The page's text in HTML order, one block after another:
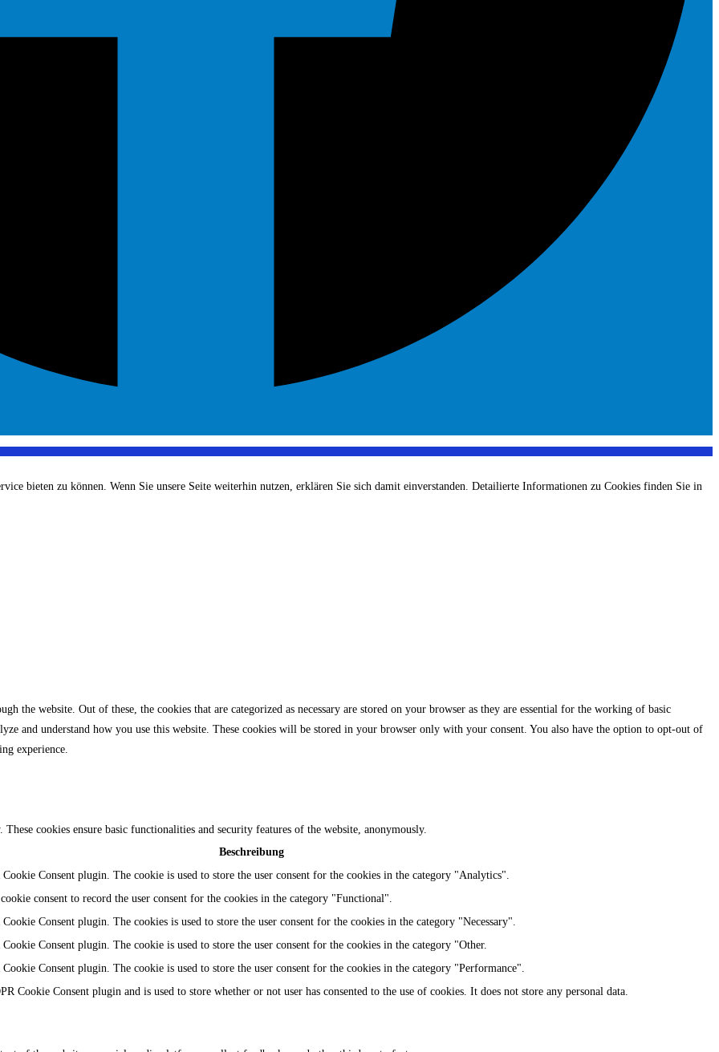
bieten zu können. Wenn Sie unsere Seite weiterhin nutzen, erklären Sie sich damit einverstanden. Detailierte Informationen zu Cookies finden Sie in
the website. Out of these, the cookies that are categorized as necessary are stored on your browser as they are essential for the working of basic
and understand how you use this website. These cookies will be stored in your browser only with your consent. You also have the option to opt-out of
experience.
cookies ensure basic functionalities and security features of the website, anonymously.
Beschreibung
Consent plugin. The cookie is used to store the user consent for the cookies in the category "Analytics".
consent to record the user consent for the cookies in the category "Functional".
Consent plugin. The cookies is used to store the user consent for the cookies in the category "Necessary".
Consent plugin. The cookie is used to store the user consent for the cookies in the category "Other.
Consent plugin. The cookie is used to store the user consent for the cookies in the category "Performance".
Cookie Consent plugin and is used to store whether or not user has consented to the use of cookies. It does not store any personal data.